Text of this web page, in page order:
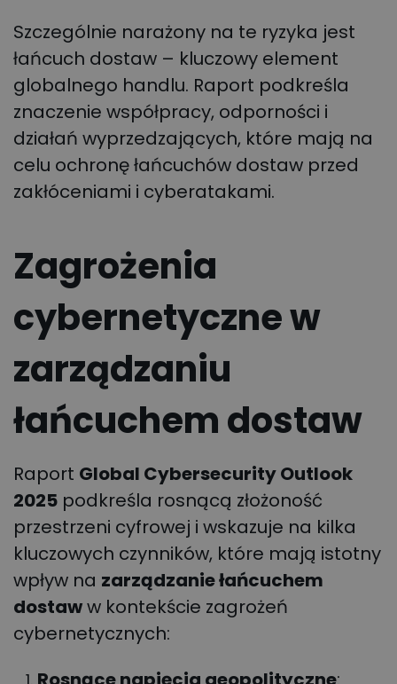
Szczególnie narażony na te ryzyka jest
łańcuch dostaw – kluczowy element
globalnego handlu. Raport podkreśla
znaczenie współpracy, odporności i
działań wyprzedzających, które mają na
celu ochronę łańcuchów dostaw przed
zakłóceniami i cyberatakami.
Zagrożenia
cybernetyczne w
zarządzaniu
łańcuchem dostaw
Raport Global Cybersecurity Outlook
2025 podkreśla rosnącą złożoność
przestrzeni cyfrowej i wskazuje na kilka
kluczowych czynników, które mają istotny
wpływ na zarządzanie łańcuchem
dostaww kontekście zagrożeń
cybernetycznych: